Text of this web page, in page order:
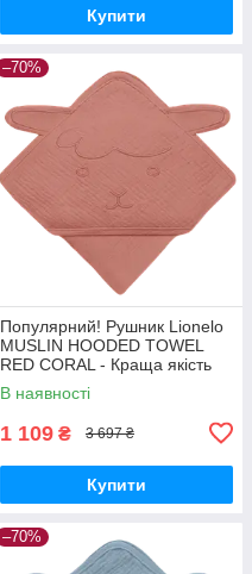
Купити
–70%
Популярний! Рушник Lionelo
MUSLIN HOODED TOWEL
RED CORAL - Краща якість
тільки на Nukleon.com.ua
В наявності
1 109 ₴ 3 697 ₴
Купити
–70%